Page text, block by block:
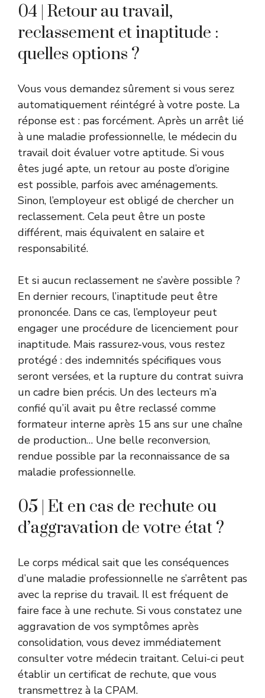
04 | Retour au travail,
reclassement et inaptitude :
quelles options ?
Vous vous demandez sûrement si vous serez
automatiquement réintégré à votre poste. La
réponse est : pas forcément. Après un arrêt lié
à une maladie professionnelle, le médecin du
travail doit évaluer votre aptitude. Si vous
êtes jugé apte, un retour au poste d’origine
est possible, parfois avec aménagements.
Sinon, l’employeur est obligé de chercher un
reclassement. Cela peut être un poste
différent, mais équivalent en salaire et
responsabilité.
Et si aucun reclassement ne s’avère possible ?
En dernier recours, l’inaptitude peut être
prononcée. Dans ce cas, l’employeur peut
engager une procédure de licenciement pour
inaptitude. Mais rassurez-vous, vous restez
protégé : des indemnités spécifiques vous
seront versées, et la rupture du contrat suivra
un cadre bien précis. Un des lecteurs m’a
confié qu’il avait pu être reclassé comme
formateur interne après 15 ans sur une chaîne
de production… Une belle reconversion,
rendue possible par la reconnaissance de sa
maladie professionnelle.
05 | Et en cas de rechute ou
d’aggravation de votre état ?
Le corps médical sait que les conséquences
d’une maladie professionnelle ne s’arrêtent pas
avec la reprise du travail. Il est fréquent de
faire face à une rechute. Si vous constatez une
aggravation de vos symptômes après
consolidation, vous devez immédiatement
consulter votre médecin traitant. Celui-ci peut
établir un certificat de rechute, que vous
transmettrez à la CPAM.